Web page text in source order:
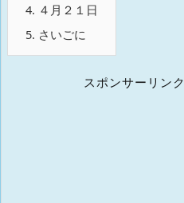
4. ４月２１日
5. さいごに
スポンサーリンク